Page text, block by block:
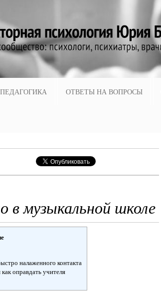
ПЕДАГОГИКА ОТВЕТЫ НА ВОПРОСЫ
в музыкальной школе
налаженного контакта
оправдать учителя